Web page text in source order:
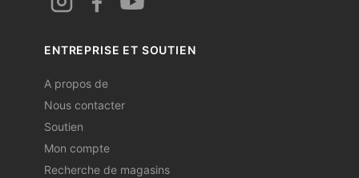
ENTREPRISE ET SOUTIEN
A propos de
Nous contacter
Soutien
Mon compte
Recherche de magasins